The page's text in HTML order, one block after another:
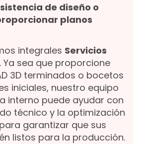
de diseño o
planos
integrales Servicios
. Ya sea que proporcione
3D terminados o bocetos
iniciales, nuestro equipo
interno puede ayudar con
técnico y la optimización
garantizar que sus
listos para la producción.